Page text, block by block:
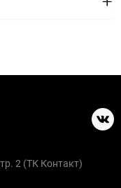
2 (ТК Контакт)